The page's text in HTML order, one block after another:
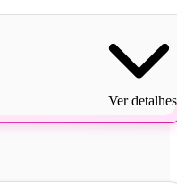
Ver detalhes